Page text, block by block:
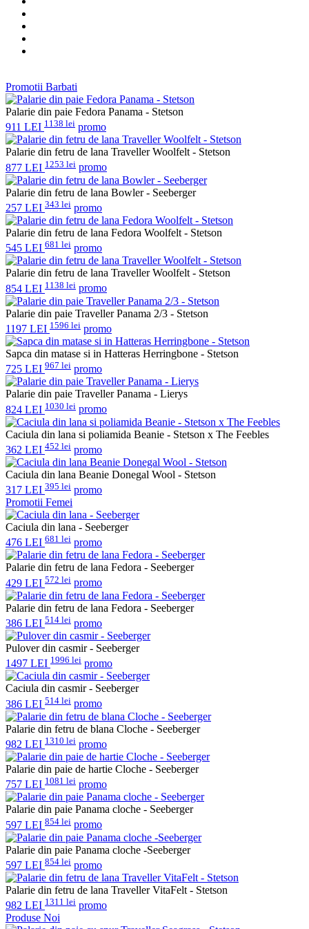
Promotii Barbati
Palarie din paie Fedora Panama - Stetson
911 LEI 1138 lei promo
Palarie din fetru de lana Traveller Woolfelt - Stetson
877 LEI 1253 lei promo
Palarie din fetru de lana Bowler - Seeberger
257 LEI 343 lei promo
Palarie din fetru de lana Fedora Woolfelt - Stetson
545 LEI 681 lei promo
Palarie din fetru de lana Traveller Woolfelt - Stetson
854 LEI 1138 lei promo
Palarie din paie Traveller Panama 2/3 - Stetson
1197 LEI 1596 lei promo
Sapca din matase si in Hatteras Herringbone - Stetson
725 LEI 967 lei promo
Palarie din paie Traveller Panama - Lierys
824 LEI 1030 lei promo
Caciula din lana si poliamida Beanie - Stetson x The Feebles
362 LEI 452 lei promo
Caciula din lana Beanie Donegal Wool - Stetson
317 LEI 395 lei promo
Promotii Femei
Caciula din lana - Seeberger
476 LEI 681 lei promo
Palarie din fetru de lana Fedora - Seeberger
429 LEI 572 lei promo
Palarie din fetru de lana Fedora - Seeberger
386 LEI 514 lei promo
Pulover din casmir - Seeberger
1497 LEI 1996 lei promo
Caciula din casmir - Seeberger
386 LEI 514 lei promo
Palarie din fetru de blana Cloche - Seeberger
982 LEI 1310 lei promo
Palarie din paie de hartie Cloche - Seeberger
757 LEI 1081 lei promo
Palarie din paie Panama cloche - Seeberger
597 LEI 854 lei promo
Palarie din paie Panama cloche -Seeberger
597 LEI 854 lei promo
Palarie din fetru de lana Traveller VitaFelt - Stetson
982 LEI 1311 lei promo
Produse Noi